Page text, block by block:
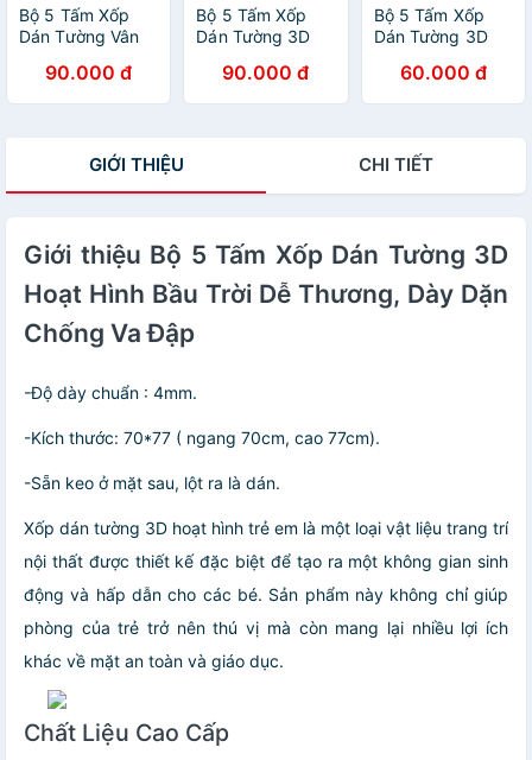
Bộ 5 Tấm Xốp
Dán Tường Vân
Chống Va Đập,
Bền Đẹp, Sang
90.000 đ
Bộ 5 Tấm Xốp
Dán Tường 3D
Đẹp, Sang Trọng
90.000 đ
Bộ 5 Tấm Xốp
Dán Tường 3D
Vân 60x30cm
Keo Sẵn Dày
60.000 đ
GIỚI THIỆU CHI TIẾT
Giới thiệu Bộ 5 Tấm Xốp Dán Tường 3D
Hoạt Hình Bầu Trời Dễ Thương, Dày Dặn
Chống Va Đập
-Độ dày chuẩn : 4mm.
-Kích thước: 70*77 ( ngang 70cm, cao 77cm).
-Sẵn keo ở mặt sau, lột ra là dán.
Xốp dán tường 3D hoạt hình trẻ em là một loại vật liệu trang trí
nội thất được thiết kế đặc biệt để tạo ra một không gian sinh
động và hấp dẫn cho các bé. Sản phẩm này không chỉ giúp
phòng của trẻ trở nên thú vị mà còn mang lại nhiều lợi ích
khác về mặt an toàn và giáo dục.
Chất Liệu Cao Cấp